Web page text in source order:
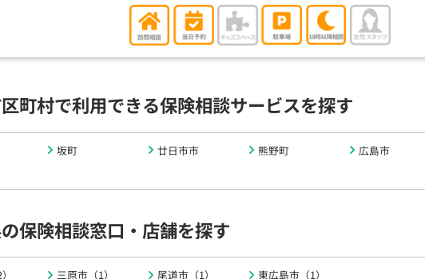
町村で利用できる保険相談サービスを探す
坂町 廿日市市 熊野町 広島市
保険相談窓口・店舗を探す
三原市（1） 尾道市（1） 東広島市（1）